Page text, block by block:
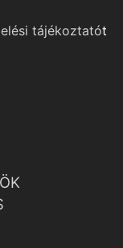
tájékoztatót